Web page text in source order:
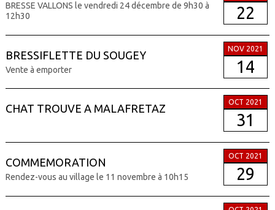
BRESSE VALLONS le vendredi 24 décembre de 9h30 à
12h30
22
BRESSIFLETTE DU SOUGEY
Vente à emporter
NOV 2021
14
CHAT TROUVE A MALAFRETAZ
OCT 2021
31
COMMEMORATION
Rendez-vous au village le 11 novembre à 10h15
OCT 2021
29